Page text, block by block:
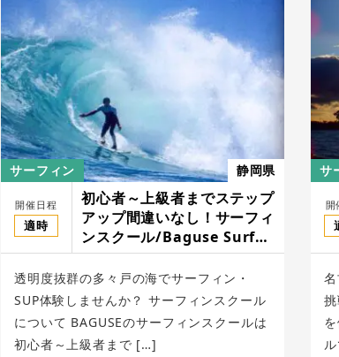
サーフィン 静岡県
開催日程
適時
初心者～上級者までステップ
アップ間違いなし！サーフィ
ンスクール/Baguse Surf
Shop & Surf School
透明度抜群の多々戸の海でサーフィン・
SUP体験しませんか？ サーフィンスクール
について BAGUSEのサーフィンスクールは
初心者～上級者まで […]
サ
開